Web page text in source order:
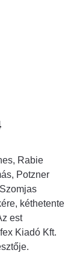
Rabie
Potzner
kéthetente
est
Kiadó Kft.